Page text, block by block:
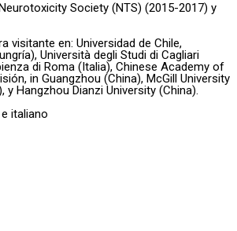
Society (NTS) (2015-2017) y
visitante en: Universidad de Chile,
Università degli Studi di Cagliari
di Roma (Italia), Chinese Academy of
in Guangzhou (China), McGill University
y Hangzhou Dianzi University (China).
italiano